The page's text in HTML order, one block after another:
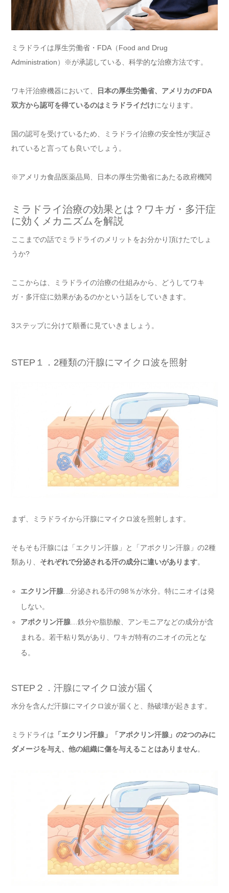
ミラドライは厚生労働省・FDA（Food and Drug
Administration）※が承認している、科学的な治療方法です。
ワキ汗治療機器において、
日本の厚生労働省、アメリカのFDA
双方から認可を得ているのはミラドライだけになります。
国の認可を受けているため、ミラドライ治療の安全性が実証さ
れていると言っても良いでしょう。
※アメリカ食品医薬品局、日本の厚生労働省にあたる政府機関
ミラドライ治療の効果とは？ワキガ・多汗症
に効くメカニズムを解説
ここまでの話でミラドライのメリットをお分かり頂けたでしょ
うか?
ここからは、ミラドライの治療の仕組みから、どうしてワキ
ガ・多汗症に効果があるのかという話をしていきます。
3ステップに分けて順番に見ていきましょう。
STEP１．2種類の汗腺にマイクロ波を照射
まず、ミラドライから汗腺にマイクロ波を照射します。
そもそも汗腺には「エクリン汗腺」と「アポクリン汗腺」の2種
類あり、 それぞれで分泌される汗の成分に違いがあります。
エクリン汗腺 …分泌される汗の98％が水分。特にニオイは発
しない。
アポクリン汗腺 …鉄分や脂肪酸、アンモニアなどの成分が含
まれる。若干粘り気があり、ワキガ特有のニオイの元とな
る。
STEP２．汗腺にマイクロ波が届く
水分を含んだ汗腺にマイクロ波が届くと、熱破壊が起きます。
ミラドライは 「エクリン汗腺」「アポクリン汗腺」の2つのみに
ダメージを与え、他の組織に傷を与えることはありません。